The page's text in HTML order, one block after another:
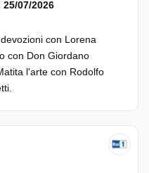
07/2026
con Lorena
con Don Giordano
l'arte con Rodolfo